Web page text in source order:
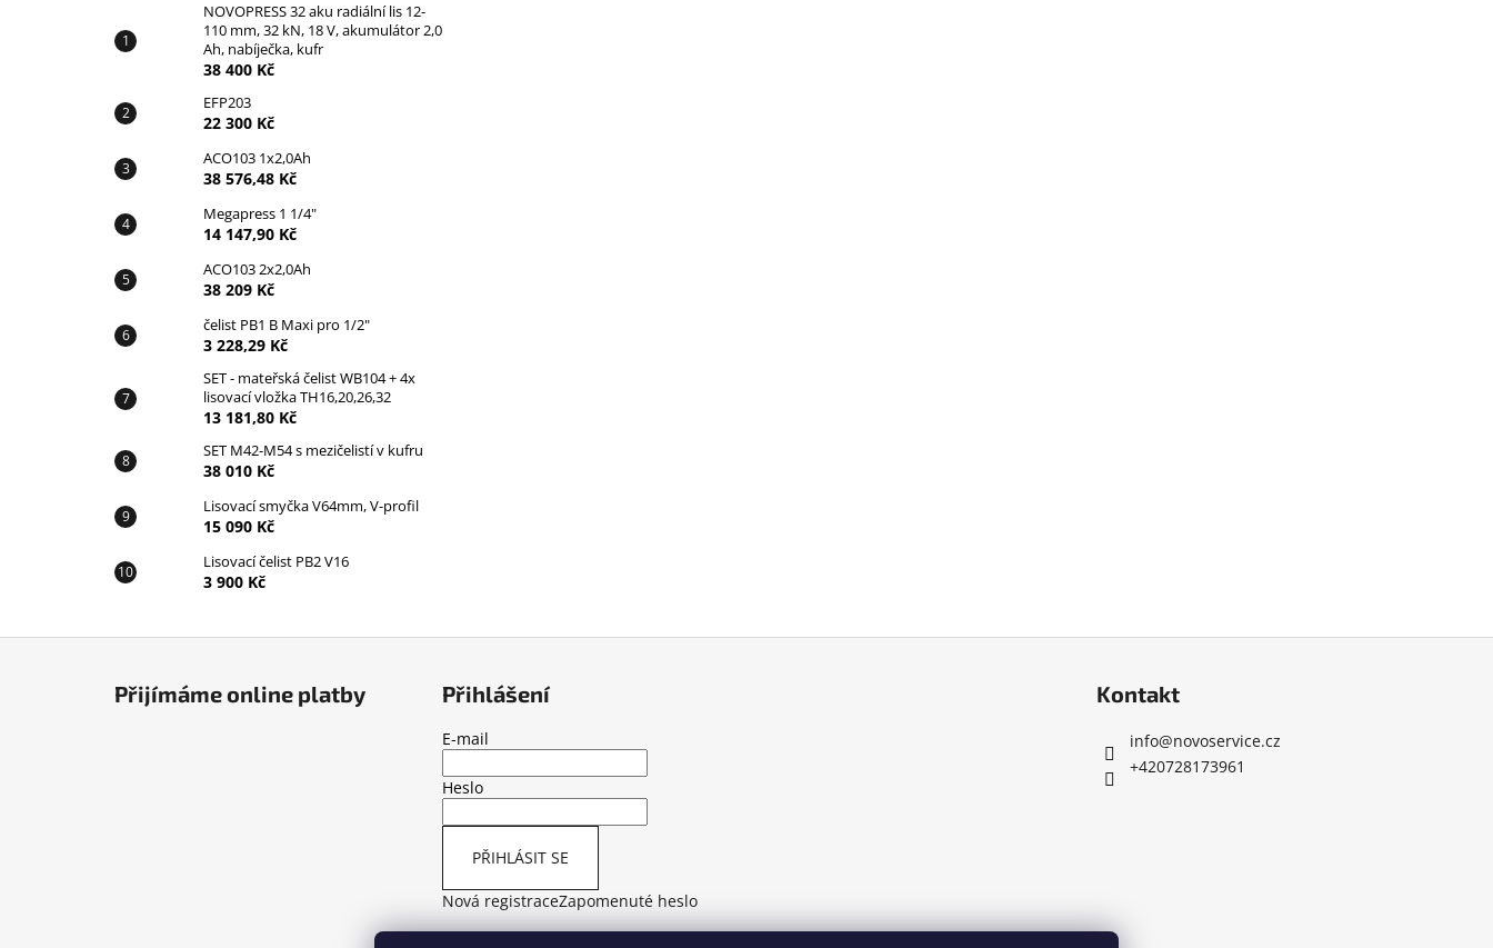
NOVOPRESS 32 aku radiální lis 12-
110 mm, 32 kN, 18 V, akumulátor 2,0
Ah, nabíječka, kufr
38 400 Kč
EFP203
22 300 Kč
ACO103 1x2,0Ah
38 576,48 Kč
Megapress 1 1/4"
14 147,90 Kč
ACO103 2x2,0Ah
38 209 Kč
čelist PB1 B Maxi pro 1/2"
3 228,29 Kč
SET - mateřská čelist WB104 + 4x
lisovací vložka TH16,20,26,32
13 181,80 Kč
SET M42-M54 s mezičelistí v kufru
38 010 Kč
Lisovací smyčka V64mm, V-profil
15 090 Kč
Lisovací čelist PB2 V16
3 900 Kč
Přijímáme online platby Přihlášení
E-mail
Heslo
PŘIHLÁSIT SE
Nová registraceZapomenuté heslo
Kontakt
info@novoservice.cz
+420728173961